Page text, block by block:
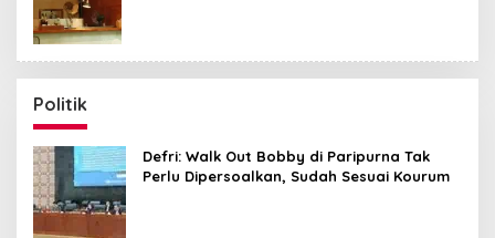
Politik
Defri: Walk Out Bobby di Paripurna Tak
Perlu Dipersoalkan, Sudah Sesuai Kourum